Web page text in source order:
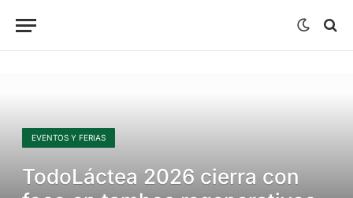
EVENTOS Y FERIAS
TodoLáctea 2026 cierra con